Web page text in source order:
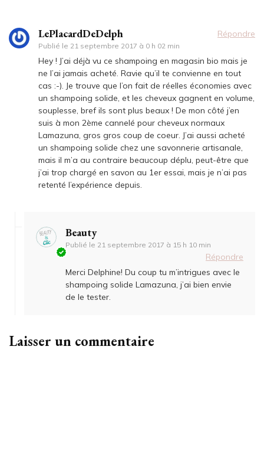
LePlacardDeDelph
Publié le 21 septembre 2017 à 0 h 02 min
Répondre
Hey ! J’ai déjà vu ce shampoing en magasin bio mais je
ne l’ai jamais acheté. Ravie qu’il te convienne en tout
cas :-). Je trouve que l’on fait de réelles économies avec
un shampoing solide, et les cheveux gagnent en volume,
souplesse, bref ils sont plus beaux ! De mon côté j’en
suis à mon 2ème cannelé pour cheveux normaux
Lamazuna, gros gros coup de coeur. J’ai aussi acheté
un shampoing solide chez une savonnerie artisanale,
mais il m’a au contraire beaucoup déplu, peut-être que
j’ai trop chargé en savon au 1er essai, mais je n’ai pas
retenté l’expérience depuis.
Beauty
Publié le 21 septembre 2017 à 15 h 10 min
Répondre
Merci Delphine! Du coup tu m’intrigues avec le
shampoing solide Lamazuna, j’ai bien envie
de le tester.
Laisser un commentaire